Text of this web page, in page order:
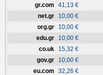
gr.com
41,13 €
net.gr
10,00 €
org.gr
10,00 €
edu.gr
10,00 €
co.uk
15,32 €
gov.gr
10,00 €
eu.com
32,26 €